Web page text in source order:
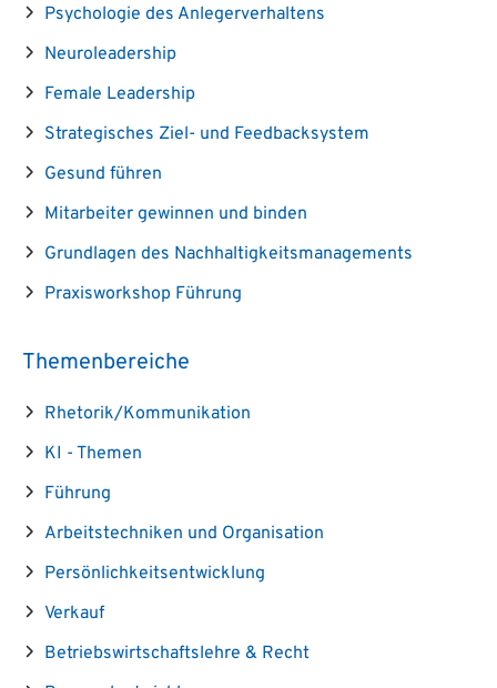
Psychologie des Anlegerverhaltens
Neuroleadership
Female Leadership
Strategisches Ziel- und Feedbacksystem
Gesund führen
Mitarbeiter gewinnen und binden
Grundlagen des Nachhaltigkeitsmanagements
Praxisworkshop Führung
Themenbereiche
Rhetorik/Kommunikation
KI - Themen
Führung
Arbeitstechniken und Organisation
Persönlichkeitsentwicklung
Verkauf
Betriebswirtschaftslehre & Recht